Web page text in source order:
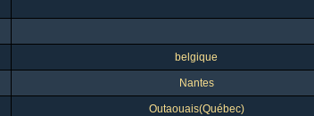
belgique
Nantes
Outaouais(Québec)